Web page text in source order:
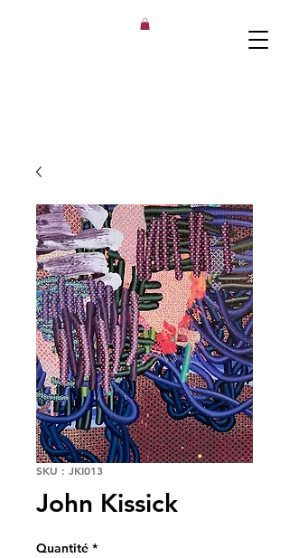
SKU : JKI013
John Kissick
Quantité *